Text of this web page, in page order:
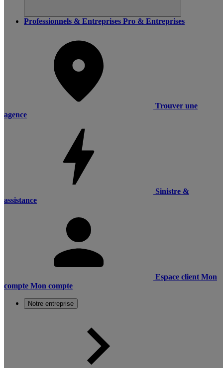
Professionnels & Entreprises Pro & Entreprises
Trouver une
agence
Sinistre &
assistance
Espace client Mon
compte Mon compte
Notre entreprise